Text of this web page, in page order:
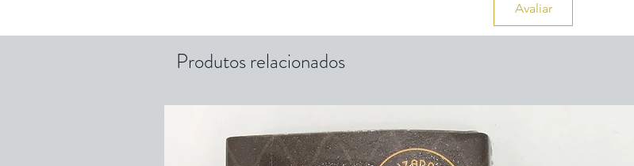
Avaliar
Produtos relacionados